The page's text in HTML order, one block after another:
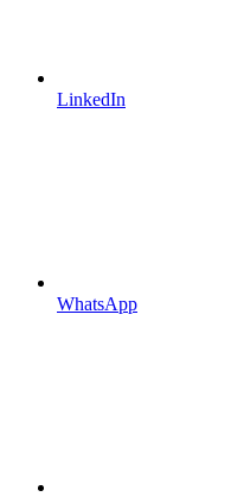
LinkedIn
WhatsApp